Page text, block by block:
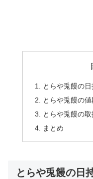
とらや兎饅の
とらや兎饅の
とらや兎饅の
まとめ
とらや兎饅の日